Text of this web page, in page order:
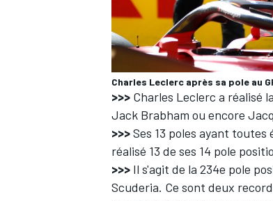
Charles Leclerc après sa pole au
>>> Charles Leclerc a réalisé
Jack Brabham ou encore
>>>Ses 13 poles ayant toutes
réalisé 13 de ses 14 pole
>>> Il s'agit de la 234e pole
Scuderia. Ce sont deux